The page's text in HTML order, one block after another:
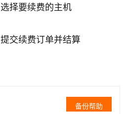
选择要续费的主机
提交续费订单并结算
备份帮助